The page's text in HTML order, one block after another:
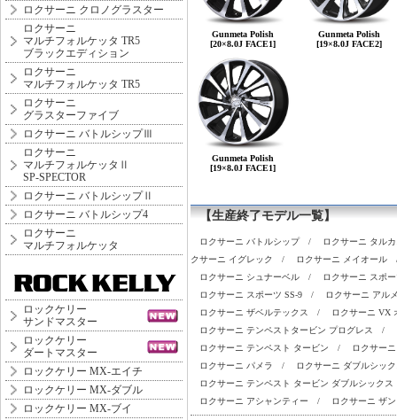
ロクサーニ クロノグラスター
ロクサーニ
マルチフォルケッタ TR5
ブラックエディション
ロクサーニ
マルチフォルケッタ TR5
ロクサーニ
グラスターファイブ
ロクサーニ バトルシップⅢ
ロクサーニ
マルチフォルケッタⅡ
SP-SPECTOR
ロクサーニ バトルシップⅡ
ロクサーニ バトルシップ4
ロクサーニ
マルチフォルケッタ
ロックケリー
サンドマスター
ロックケリー
ダートマスター
ロックケリー MX-エイチ
ロックケリー MX-ダブル
ロックケリー MX-ブイ
Gunmeta Polish
[20×8.0J FACE1]
Gunmeta Polish
[19×8.0J FACE2]
Gunmeta Polish
[19×8.0J FACE1]
【生産終了モデル一覧】
ロクサーニ バトルシップ /
ロクサーニ タル
クサーニ イグレック
/ ロクサーニ メイオール
ロクサーニ シュナーベル
/
ロクサーニ スポ
ロクサーニ スポーツ SS-9
/
ロクサーニ アル
ロクサーニ ザベルテックス
/
ロクサーニ VX
ロクサーニ テンペストタービン プログレス
/
ロクサーニ テンペスト タービン
/
ロクサー
ロクサーニ パメラ
/
ロクサーニ ダブルシッ
ロクサーニ テンペスト タービン ダブルシックス
ロクサーニ アシャンティー
/ ロクサーニ ザ